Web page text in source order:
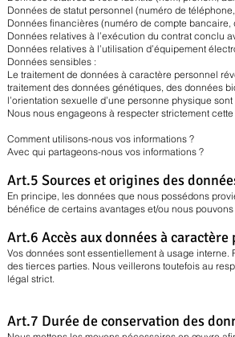
Données de statut personnel (numéro de
Données financières (numéro de compte
Données relatives à l’exécution du contrat conclu
Données relatives à l’utilisation d’équipement
Données sensibles :
Le traitement de données à caractère personnel
traitement des données génétiques, des données
l’orientation sexuelle d’une personne physique
Nous nous engageons à respecter strictement
Comment utilisons-nous vos informations ?
Avec qui partageons-nous vos informations ?
Art.5 Sources et origines des
En principe, les données que nous possédons
bénéfice de certains avantages et/ou nous
Art.6 Accès aux données à caractère
Vos données sont essentiellement à usage
des tierces parties. Nous veillerons toutefois au
légal strict.
Art.7 Durée de conservation des